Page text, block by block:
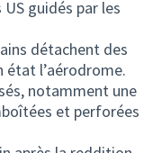
guidés par les
détachent des
l’aérodrome.
notamment une
et perforées